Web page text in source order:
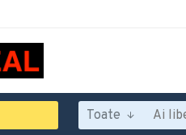
Toate